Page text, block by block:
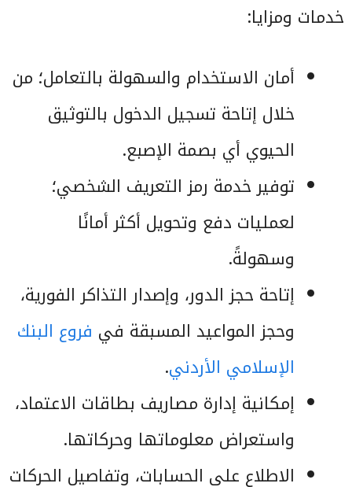
خدمات ومزايا:
أمان الاستخدام والسهولة بالتعامل؛ من
خلال إتاحة تسجيل الدخول بالتوثيق
الحيوي أي بصمة الإصبع.
توفير خدمة رمز التعريف الشخصي؛
لعمليات دفع وتحويل أكثر أمانًا
وسهولةً.
إتاحة حجز الدور، وإصدار التذاكر الفورية،
وحجز المواعيد المسبقة في فروع البنك
الإسلامي الأردني.
إمكانية إدارة مصاريف بطاقات الاعتماد،
واستعراض معلوماتها وحركاتها.
الاطلاع على الحسابات، وتفاصيل الحركات